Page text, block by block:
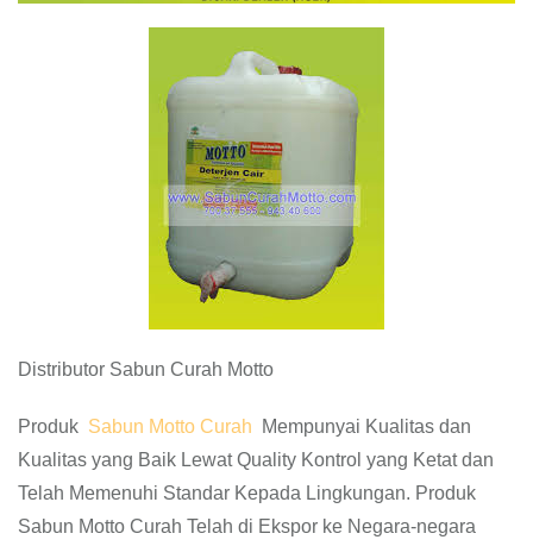
Distributor Sabun Curah Motto
Produk Sabun Motto Curah
Mempunyai Kualitas dan
Kualitas yang Baik Lewat Quality Kontrol yang Ketat dan
Telah Memenuhi Standar Kepada Lingkungan. Produk
Sabun Motto Curah Telah di Ekspor ke Negara-negara